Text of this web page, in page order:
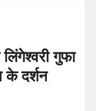
गुफा
के दर्शन